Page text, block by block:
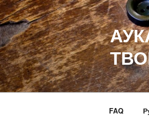
Перейти
к
содержимому
FAQ